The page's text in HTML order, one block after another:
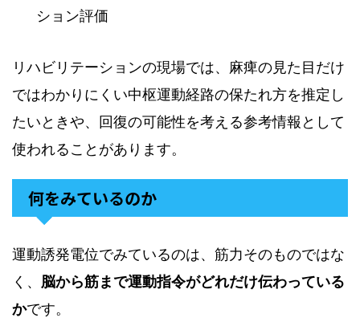
ション評価
リハビリテーションの現場では、麻痺の見た目だけ
ではわかりにくい中枢運動経路の保たれ方を推定し
たいときや、回復の可能性を考える参考情報として
使われることがあります。
何をみているのか
運動誘発電位でみているのは、筋力そのものではな
く、 脳から筋まで運動指令がどれだけ伝わっている
かです。